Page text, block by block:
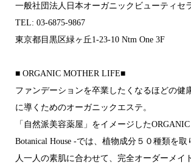
一般社団法人日本オーガニックビューティセ
TEL: 03-6875-9867
東京都目黒区緑ヶ丘1-23-10 Ntm One 3F
■ ORGANIC MOTHER LIFE■
ファンデーションを卒業したくなるほどの 健
に導くためのオーガニックエステ。
「自然派美容薬屋」をイメージした
Botanical House -では 、植物成分５０種類を取
人一人の素肌に合わせて 、完全オーダーメイ